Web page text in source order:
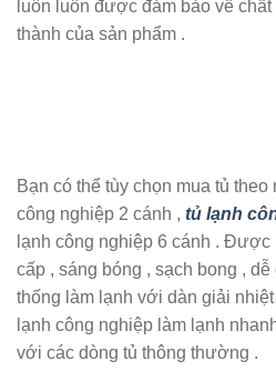
luôn luôn được đảm bảo về
thành của sản phẩm .
Bạn có thể tùy chọn mua tủ
công nghiệp 2 cánh , tủ lạnh
lạnh công nghiệp 6 cánh .
cấp , sáng bóng , sạch bong ,
thống làm lạnh với dàn giải
lạnh công nghiệp làm lạnh
với các dòng tủ thông thường .